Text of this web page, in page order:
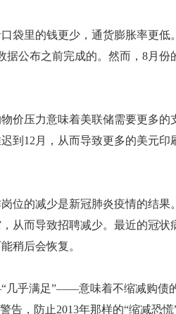
里的钱更少，通货膨胀率更低
据公布之前完成的。然而，8月份
压力意味着美联储需要更多的
到12月，从而导致更多的美元
的减少是新冠肺炎疫情的结果
从而导致招聘减少。最近的冠状
稍后会恢复。
满足”——意味着不缩减购债的
告，防止2013年那样的“缩减恐